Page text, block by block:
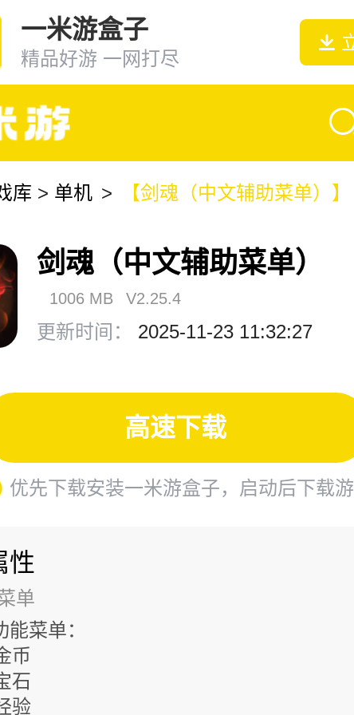
一米游盒子
精品好游 一网打尽
库 > 单机 > 【剑魂（中文辅助菜单）】
剑魂（中文辅助菜单）
1006 MB V2.25.4
更新时间： 2025-11-23 11:32:27
高速下载
优先下载安装一米游盒子，启动后下载
性
单
菜单：
币
石
验